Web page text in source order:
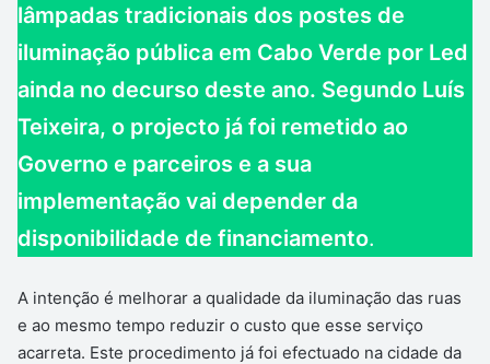
lâmpadas tradicionais dos postes de
iluminação pública em Cabo Verde por Led
ainda no decurso deste ano. Segundo Luís
Teixeira, o projecto já foi remetido ao
Governo e parceiros e a sua
implementação vai depender da
disponibilidade de financiamento.
A intenção é melhorar a qualidade da iluminação das ruas
e ao mesmo tempo reduzir o custo que esse serviço
acarreta. Este procedimento já foi efectuado na cidade da